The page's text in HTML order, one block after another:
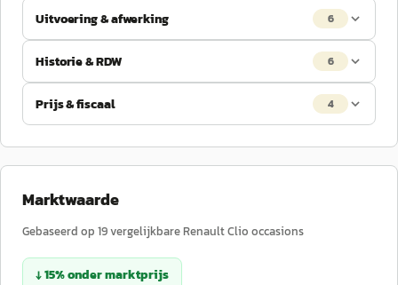
Uitvoering & afwerking 6
Historie & RDW 6
Prijs & fiscaal 4
Marktwaarde
Gebaseerd op 19vergelijkbareRenaultClio occasions
↓15%ondermarktprijs